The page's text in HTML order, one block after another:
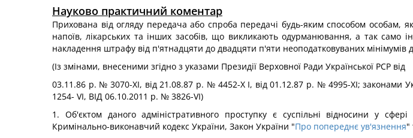
Науково практичний коментар
Прихована від огляду передача або спроба передачі будь-яким способом особам,
напоїв, лікарських та інших засобів, що викликають одурманювання, а так
накладення штрафу від п'ятнадцяти до двадцяти п'яти неоподатковуваних мінімумів
(Із змінами, внесеними згідно з указами Президії Верховної Ради Української PCP від
03.11.86 p. № 3070-ХІ, від 21.08.87 р. № 4452-Х І, від 01.12.87 p. № 4995-ХІ;
1254- VI, ВІД 06.10.2011 p. № 3826-VI)
1. Об'єктом даного адміністративного проступку є суспільні відносини у
Кримінально-виконавчий кодекс України, Закон України "Про попереднє ув'язнення"